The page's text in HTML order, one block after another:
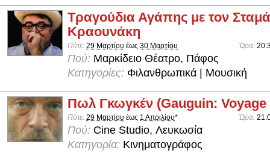
Τραγούδια Αγάπης με τον
Κραουνάκη
Πότε: 29 Μαρτίου έως 30 Μαρτίου Ώρα:
Πού: Μαρκίδειο Θέατρο, Πάφος
Κατηγορίες: Φιλανθρωπικά | Μουσική
Πωλ Γκωγκέν (Gauguin: Voyage
Πότε: 29 Μαρτίου έως 1 Απριλίου* Ώρα:
Πού: Cine Studio, Λευκωσία
Κατηγορία: Κινηματογράφος